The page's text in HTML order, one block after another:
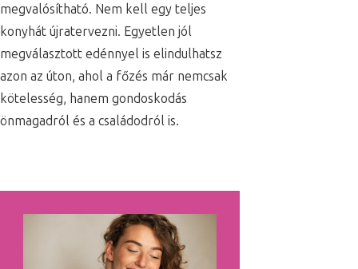
megvalósítható. Nem kell egy teljes
konyhát újratervezni. Egyetlen jól
megválasztott edénnyel is elindulhatsz
azon az úton, ahol a főzés már nemcsak
kötelesség, hanem gondoskodás
önmagadról és a családodról is.